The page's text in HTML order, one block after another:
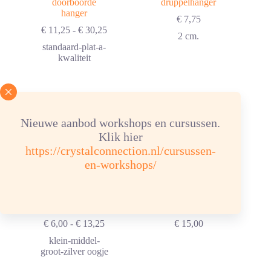
Nieuwe aanbod workshops en cursussen.
Klik hier
https://crystalconnection.nl/cursussen-
en-workshops/
hanger
€ 11,25 - € 30,25Prijsklasse:
standaard-plat-a-
kwaliteit
€7,75
2 cm.
€ 6,00 - € 13,25Prijsklasse:
€ 13,25
klein-middel-
groot-zilver oogje
€15,00